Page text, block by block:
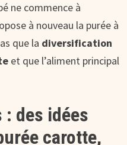
ne commence à
à nouveau la purée à
que la diversification
et que l’aliment principal
des idées
carotte,